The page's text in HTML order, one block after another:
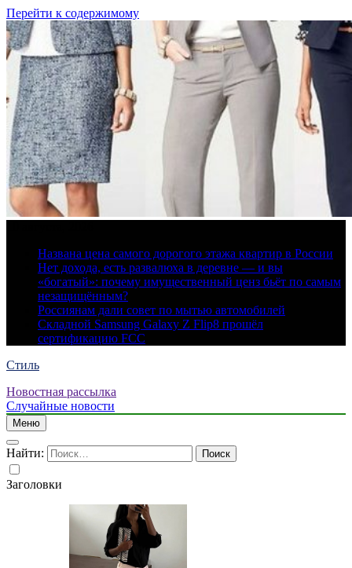
Перейти к содержимому
Названа цена самого дорогого этажа квартир в России
Нет дохода, есть развалюха в деревне — и вы
«богатый»: почему имущественный ценз бьёт по самым
незащищённым?
Россиянам дали совет по мытью автомобилей
Складной Samsung Galaxy Z Flip8 прошёл
сертификацию FCC
Стиль
Новостная рассылка
Случайные новости
Меню
Найти:
Заголовки